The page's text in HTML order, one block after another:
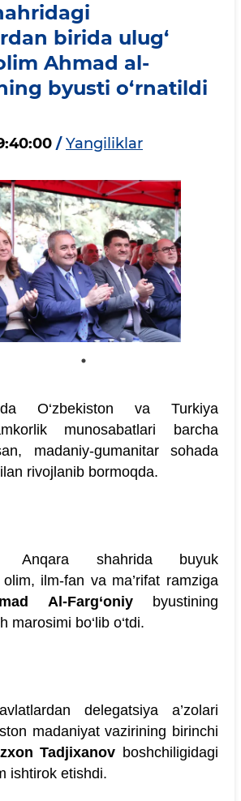
birida ulug‘
Ahmad al-
byusti o‘rnatildi
/ Yangiliklar
O‘zbekiston va Turkiya
munosabatlari barcha
madaniy-gumanitar sohada
rivojlanib bormoqda.
Anqara shahrida buyuk
ilm-fan va ma’rifat ramziga
Al-Farg‘oniybyustining
marosimi bo‘lib o‘tdi.
delegatsiya a’zolari
madaniyat vazirining birinchi
Tadjixanov boshchiligidagi
ishtirok etishdi.